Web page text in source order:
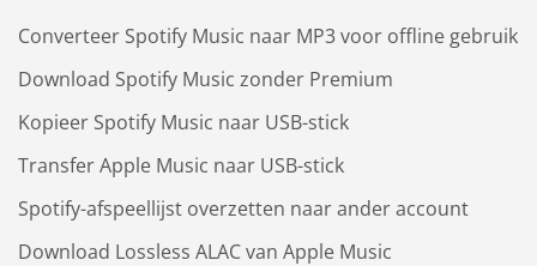
Converteer Spotify Music naar MP3 voor offline gebruik
Download Spotify Music zonder Premium
Kopieer Spotify Music naar USB-stick
Transfer Apple Music naar USB-stick
Spotify-afspeellijst overzetten naar ander account
Download Lossless ALAC van Apple Music